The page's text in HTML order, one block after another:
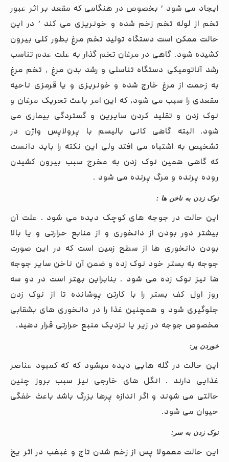
ایجاد می شود ٬ بخصوص در هنگامی که مقعد بر اثر عبور
تخم از لوله تخم زخم شده و خونریزی می کند ٬ در این
حالت ممکن است دستگاه تولید تخم مرغ بطور کلی بیرون
کشیده شود. گاهی در مرغان تخم گذار به علت عدم تناسب
رشد آناتومیکی دستگاه تناسلی و رشد بدن مرغ ، تخم مرغ
به زحمت از مرغ خارج شده و خونریزی و یا قرمزی ناحیه
مقعدی را سبب می شود، که این امر باعث تحریک مرغان و
نوک زدن و تقلید کردن سایرین و گستردگی بیماری می
شود. البته گاهی کانی بالیسم با پرولاپس واژن در
تشخیص به اشتباه می افتد ولی این نکته را باید دانست
که گاهی همین نوک زدن به مخرج سبب بیرون کشیدن
روده پرنده و مرگ پرنده می شود .
نوک زدن به ناخن ها :
این حالت در جوجه های کوچک دیده می شود . علت آن
بیشتر دور بودن از دانخوری و از منابع حرارتی و یا بالا
بودن دانخوری ها از سطح زمین است که در این صورت
جوجه به بستر خود نوک زده و ضمن آن ناخن سایر جوجه
ها نیز نوک زده می شود . بنابراین بهتر است در دو سه
روز اول کف بستر را با کارتن پوشانده تا از نوک زدن
جلوگیری شود و همچنین غذا را در دانخوری های بشقابی
مخصوص جوجه در زیر یا نزدیک منبع حرارتی قرار دهید.
خوردن پر :
این حالت در گله هایی دیده میشود که که کمبود عناصر
غذایی دارند . انگل های خارجی نیز سبب بروز چنین
حالتی می شوند و اگر اندازه پرها بزرگ باشد باعث خفگی
حیوان می شود.
نوک زدن به سر :
این حالت معمولا پس از زخم شدن تاج و غبغب در اثر یخ